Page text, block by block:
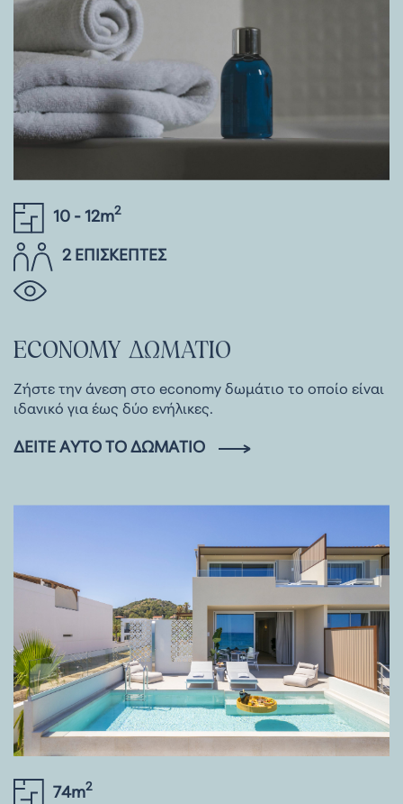
10 - 12m2
2 ΕΠΙΣΚΕΠΤΕΣ
ECONOMY ΔΩΜΑΤΙΟ
Ζήστε την άνεση στο economy δωμάτιο το οποίο είναι
ιδανικό για έως δύο ενήλικες.
ΔΕΊΤΕ ΑΥΤΌ ΤΟ ΔΩΜΆΤΙΟ
74m2